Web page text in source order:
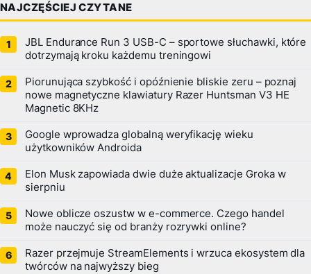
NAJCZĘŚCIEJ CZYTANE
JBL Endurance Run 3 USB-C – sportowe słuchawki, które
dotrzymają kroku każdemu treningowi
Piorunująca szybkość i opóźnienie bliskie zeru – poznaj
nowe magnetyczne klawiatury Razer Huntsman V3 HE
Magnetic 8KHz
Google wprowadza globalną weryfikację wieku
użytkowników Androida
Elon Musk zapowiada dwie duże aktualizacje Groka w
sierpniu
Nowe oblicze oszustw w e-commerce. Czego handel
może nauczyć się od branży rozrywki online?
Razer przejmuje StreamElements i wrzuca ekosystem dla
twórców na najwyższy bieg